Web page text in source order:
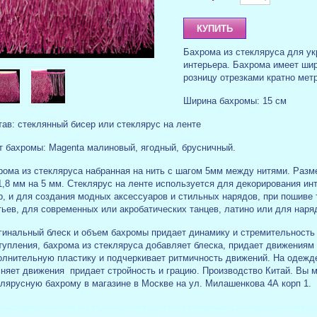
Бахрома из стекляруса для
интерьера. Бахрома имеет
розницу отрезками кратно
Ширина бахромы: 15 см
стеклянный бисер или стеклярус на ленте
бахромы: Magenta малиновый, ягодный, брусничный.
из стекляруса набранная на нить с шагом 5мм между нитями.
мм на 5 мм. Стеклярус на лентеиспользуется для декорирования
и для создания модных аксессуаров и стильных нарядов, при
для современных или акробатических танцев, латино или для
блеск и объем бахромы придает динамику и
бахрома из стекляруса добавляет блеска, придает
пластику и подчеркивает ритмичность движений. На
движения придает стройность и грацию. Производство Китай. Вы
бахрому в магазине в Москве на ул. Милашенкова 4А корп 1.